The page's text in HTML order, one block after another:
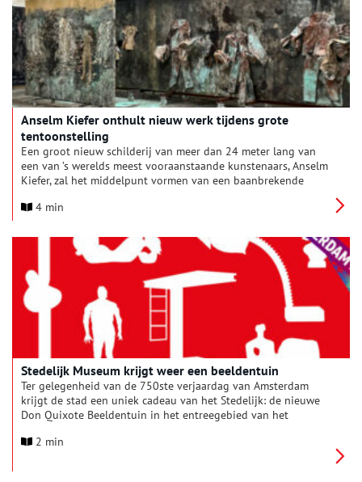
Anselm Kiefer onthult nieuw werk tijdens grote
tentoonstelling
Een groot nieuw schilderij van meer dan 24 meter lang van
een van ’s werelds meest vooraanstaande kunstenaars, Anselm
Kiefer, zal het middelpunt vormen van een baanbrekende
volgend voorjaar.
4 min
Stedelijk Museum krijgt weer een beeldentuin
Ter gelegenheid van de 750ste verjaardag van Amsterdam
krijgt de stad een uniek cadeau van het Stedelijk: de nieuwe
Don Quixote Beeldentuin in het entreegebied van het
2 min